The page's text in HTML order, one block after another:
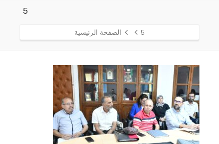
5
5 الصفحة الرئيسية